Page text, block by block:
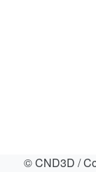
© CND3D /